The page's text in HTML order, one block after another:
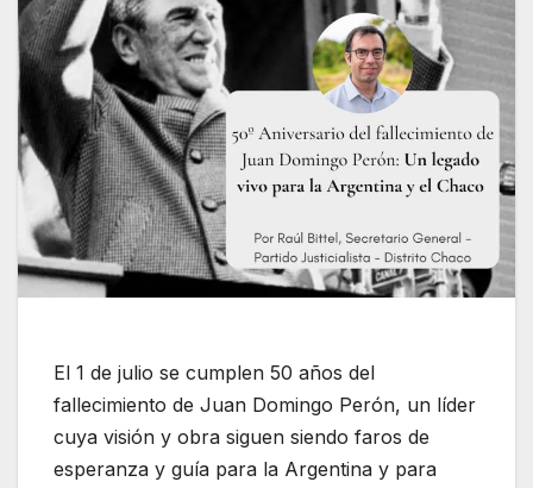
El 1 de julio se cumplen 50 años del
fallecimiento de Juan Domingo Perón, un líder
cuya visión y obra siguen siendo faros de
esperanza y guía para la Argentina y para